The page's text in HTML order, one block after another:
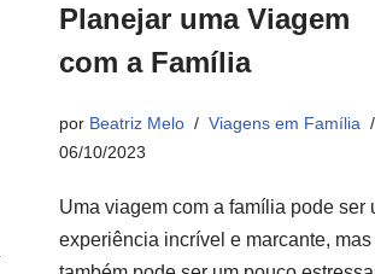
Planejar uma Viagem
com a Família
por Beatriz Melo
Viagens em Família
06/10/2023
Uma viagem com a família pode ser
experiência incrível e marcante, mas